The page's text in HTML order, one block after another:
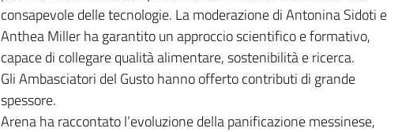
consapevole delle tecnologie. La moderazione di Antonina Sidoti e
Anthea Miller ha garantito un approccio scientifico e formativo,
capace di collegare qualità alimentare, sostenibilità e ricerca.
Gli Ambasciatori del Gusto hanno offerto contributi di grande
spessore.
Arena ha raccontato l’evoluzione della panificazione messinese,